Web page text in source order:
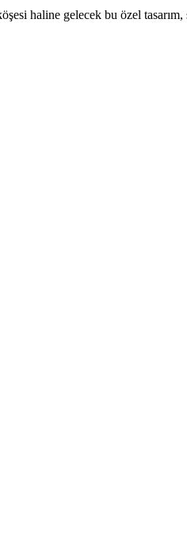
haline gelecek bu özel